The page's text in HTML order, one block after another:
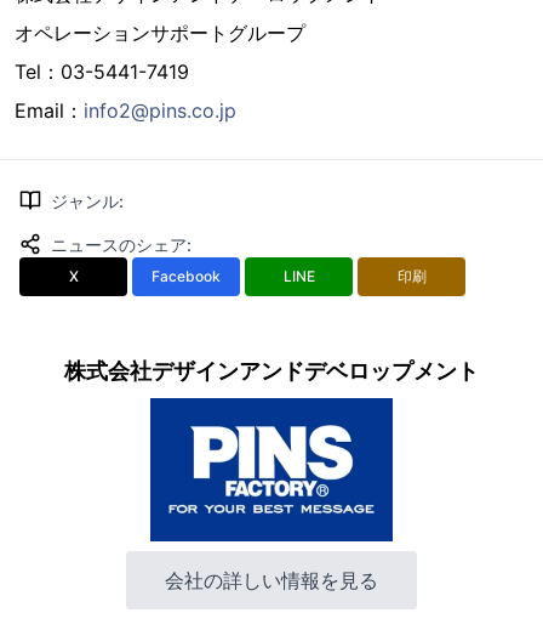
オペレーションサポートグループ
Tel：03-5441-7419
Email： info2@pins.co.jp
ジャンル:
ニュースのシェア:
X Facebook LINE 印刷
株式会社デザインアンドデベロップメント
会社の詳しい情報を見る